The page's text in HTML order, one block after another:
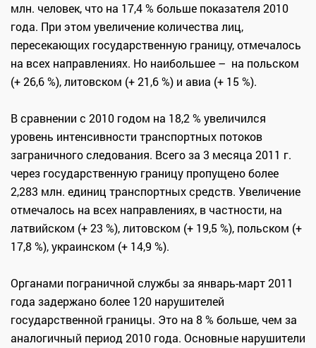
млн. человек, что на 17,4 % больше показателя 2010
года. При этом увеличение количества лиц,
пересекающих государственную границу, отмечалось
на всех направлениях. Но наибольшее – на польском
(+ 26,6 %), литовском (+ 21,6 %) и авиа (+ 15 %).
В сравнении с 2010 годом на 18,2 % увеличился
уровень интенсивности транспортных потоков
заграничного следования. Всего за 3 месяца 2011 г.
через государственную границу пропущено более
2,283 млн. единиц транспортных средств. Увеличение
отмечалось на всех направлениях, в частности, на
латвийском (+ 23 %), литовском (+ 19,5 %), польском (+
17,8 %), украинском (+ 14,9 %).
Органами пограничной службы за январь-март 2011
года задержано более 120 нарушителей
государственной границы. Это на 8 % больше, чем за
аналогичный период 2010 года. Основные нарушители